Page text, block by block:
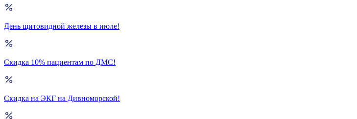
День щитовидной железы в июле!
Скидка 10% пациентам по ДМС!
Скидка на ЭКГ на Дивноморской!